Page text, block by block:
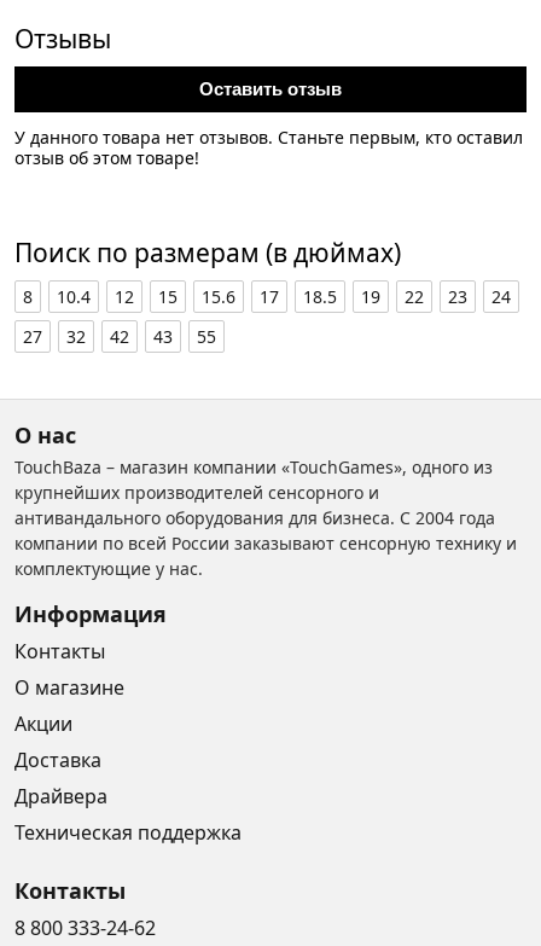
Отзывы
Оставить отзыв
У данного товара нет отзывов. Станьте первым, кто оставил
отзыв об этом товаре!
Поиск по размерам (в дюймах)
8 10.4 12 15 15.6 17 18.5 19 22 23
24
27
32 42 43 55
О нас
TouchBaza – магазин компании «TouchGames», одного из
крупнейших производителей сенсорного и
антивандального оборудования для бизнеса. С 2004 года
компании по всей России заказывают сенсорную технику и
комплектующие у нас.
Информация
Контакты
О магазине
Акции
Доставка
Драйвера
Техническая поддержка
Контакты
8 800 333-24-62